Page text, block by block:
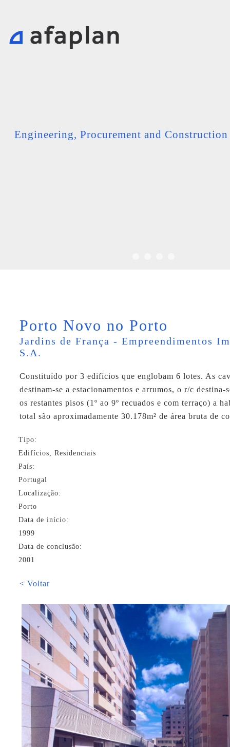
Engineering, Procurement and Construction
Porto Novo no Porto
Jardins de França - Empreendimentos
S.A.
Constituído por 3 edifícios que englobam 6 lotes. As
destinam-se a estacionamentos e arrumos, o r/c destina-
os restantes pisos (1º ao 9º recuados e com terraço) a
total são aproximadamente 30.178m² de área bruta de
Tipo:
Edifícios, Residenciais
País:
Portugal
Localização:
Porto
Data de início:
1999
Data de conclusão:
2001
< Voltar